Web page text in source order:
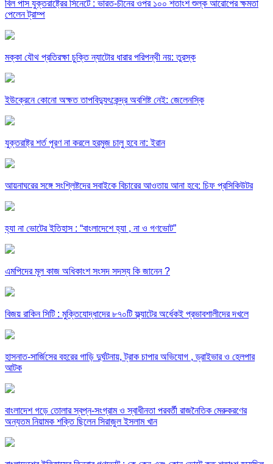
বিল পাস যুক্তরাষ্ট্রের সিনেটে : ভারত-চীনের ওপর ১০০ শতাংশ শুল্ক আরোপের ক্ষমতা
পেলেন ট্রাম্প
মক্কা যৌথ প্রতিরক্ষা চুক্তি ন্যাটোর ধারার পরিপন্থী নয়: তুরস্ক
ইউক্রেনে কোনো অক্ষত তাপবিদ্যুৎকেন্দ্র অবশিষ্ট নেই: জেলেনস্কি
যুক্তরাষ্ট্র শর্ত পূরণ না করলে হরমুজ চালু হবে না: ইরান
আয়নাঘরের সঙ্গে সংশ্লিষ্টদের সবাইকে বিচারের আওতায় আনা হবে: চিফ প্রসিকিউটর
হ্যা না ভোটের ইতিহাস : “বাংলাদেশে হ্যা , না ও গণভোট”
এমপিদের মূল কাজ অধিকাংশ সংসদ সদস্য কি জানেন ?
বিজয় রাকিন সিটি : মুক্তিযোদ্ধাদের ৮৭০টি ফ্ল্যাটের অর্ধেকই প্রভাবশালীদের দখলে
হাসনাত-সার্জিসের বহরের গাড়ি দুর্ঘটনায়, ট্রাক চাপার অভিযোগ , ড্রাইভার ও হেলপার
আটক
বাংলাদেশ গড়ে তোলার স্বপ্ন-সংগ্রাম ও স্বাধীনতা পরবর্তী রাজনৈতিক মেরুকরণের
অন্যতম নিয়ামক শক্তি ছিলেন সিরাজুল ইসলাম খান